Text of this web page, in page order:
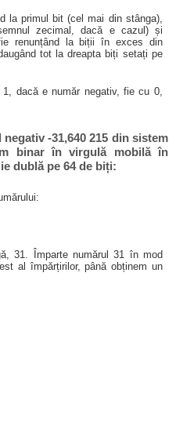
la primul bit (cel mai din stânga),
zecimal, dacă e cazul) și
renunțând la biții în exces din
tot la dreapta biți setați pe
dacă e număr negativ, fie cu 0,
-31,640 215 din sistem
binar în virgulă mobilă în
dublă pe 64 de biți:
31. Împarte numărul 31 în mod
al împărțirilor, până obținem un